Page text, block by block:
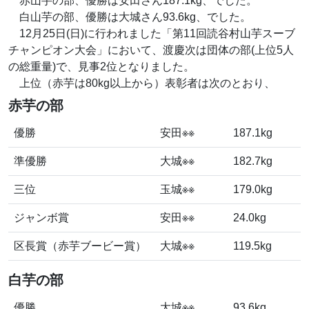
白山芋の部、優勝は大城さん93.6kg、でした。
12月25日(日)に行われました「第11回読谷村山芋スーブ
チャンピオン大会」において、渡慶次は団体の部(上位5人
の総重量)で、見事2位となりました。
上位（赤芋は80kg以上から）表彰者は次のとおり、
赤芋の部
優勝 安田※※ 187.1kg
準優勝 大城※※ 182.7kg
三位 玉城※※ 179.0kg
ジャンボ賞 安田※※ 24.0kg
区長賞（赤芋ブービー賞） 大城※※ 119.5kg
白芋の部